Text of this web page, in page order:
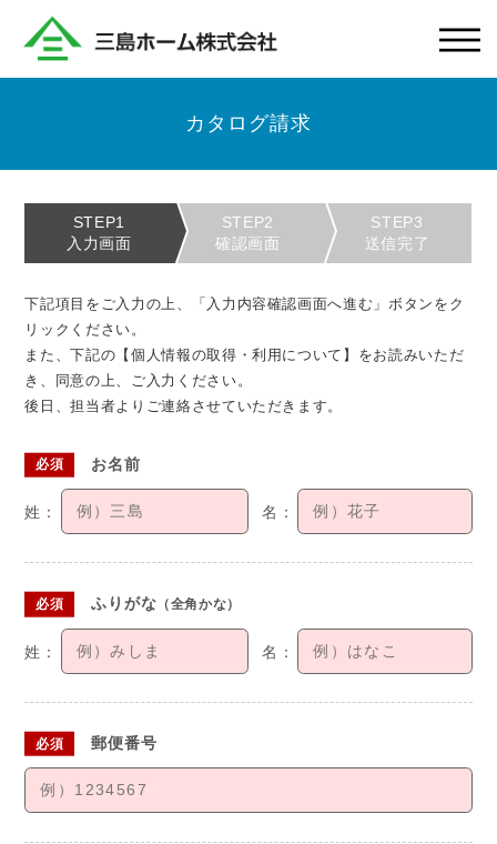
カタログ請求
STEP1
入力画面
STEP2
確認画面
STEP3
送信完了
下記項目をご入力の上、「入力内容確認画面へ進む」ボタンをク
リックください。
また、下記の【個人情報の取得・利用について】をお読みいただ
き、同意の上、ご入力ください。
後日、担当者よりご連絡させていただきます。
お名前
ふりがな （全角かな）
郵便番号